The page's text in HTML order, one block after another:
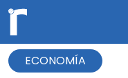
ECONOMÍA